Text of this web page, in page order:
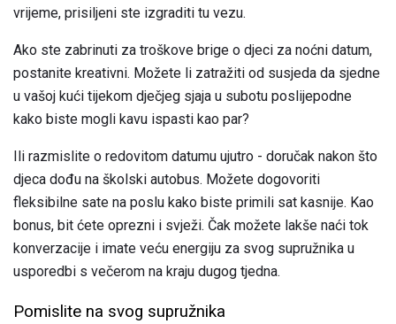
vrijeme, prisiljeni ste izgraditi tu vezu.
Ako ste zabrinuti za troškove brige o djeci za noćni datum,
postanite kreativni. Možete li zatražiti od susjeda da sjedne
u vašoj kući tijekom dječjeg sjaja u subotu poslijepodne
kako biste mogli kavu ispasti kao par?
Ili razmislite o redovitom datumu ujutro - doručak nakon što
djeca dođu na školski autobus. Možete dogovoriti
fleksibilne sate na poslu kako biste primili sat kasnije. Kao
bonus, bit ćete oprezni i svježi. Čak možete lakše naći tok
konverzacije i imate veću energiju za svog supružnika u
usporedbi s večerom na kraju dugog tjedna.
Pomislite na svog supružnika